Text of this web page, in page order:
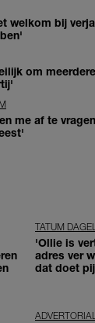
welkom bij
om
me af te
TATUM
'Ollie is
adres ver
dat doet